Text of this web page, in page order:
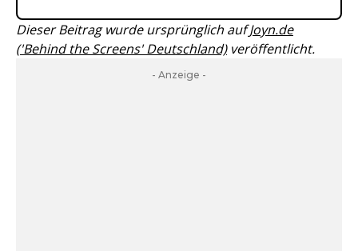
Dieser Beitrag wurde ursprünglich aufJoyn.de
('Behind the Screens' Deutschland)veröffentlicht.
- Anzeige -